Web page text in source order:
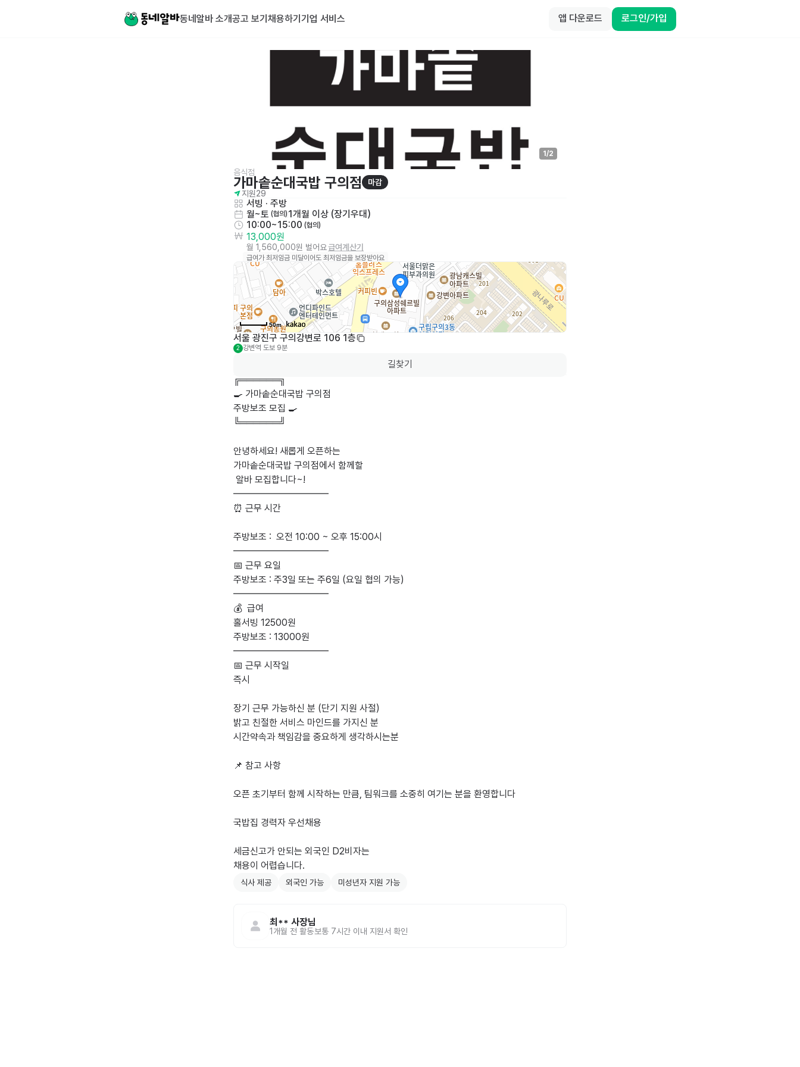
동네알바 소개공고 보기 채용하기 기업 서비스 앱 다운로드 로그인/가입
1/2
음식점
가마솥순대국밥 구의점
마감
지원29
서빙 · 주방
월~토 (협의) 1개월 이상 (장기우대)
10:00~15:00 (협의)
13,000원
월 1,560,000원 벌어요급여계산기
급여가 최저임금 미달이어도 최저임금을 보장받아요
50m
서울 광진구 구의강변로 106 1층
2 강변역 도보 9분
길찾기
╔══════╗
🍳 가마솥순대국밥 구의점
주방보조 모집 🍳
╚══════╝
안녕하세요! 새롭게 오픈하는
가마솥순대국밥 구의점에서 함께할
━━━━━━━━━━
⏰ 근무 시간
주방보조 :  오전 10:00 ~ 오후 15:00시
━━━━━━━━━━
📅 근무 요일
주방보조 : 주3일 또는 주6일 (요일 협의 가능)
━━━━━━━━━━
💰  급여
홀서빙 12500원
주방보조 : 13000원
━━━━━━━━━━
📅 근무 시작일
즉시
장기 근무 가능하신 분 (단기 지원 사절)
밝고 친절한 서비스 마인드를 가지신 분
시간약속과 책임감을 중요하게 생각하시는분
📌 참고 사항
오픈 초기부터 함께 시작하는 만큼, 팀워크를 소중히 여기는 분을 환영합니다
국밥집 경력자 우선채용
세금신고가 안되는 외국인 D2비자는
채용이 어렵습니다.
식사 제공 외국인 가능 미성년자 지원 가능
최** 사장님
1개월 전 활동보통 7시간 이내 지원서 확인